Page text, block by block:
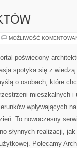
MOŻLIWOŚĆ
poświęcony
spotyka się z
o osobach, które
mieszkalnych i
wpływających
To nowoczesny
słynnych realizacji,
Polecamy